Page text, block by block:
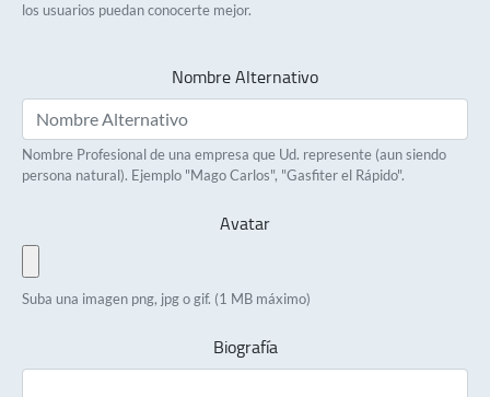
los usuarios puedan conocerte mejor.
Nombre Alternativo
Nombre Profesional de una empresa que Ud. represente (aun siendo
persona natural). Ejemplo "Mago Carlos", "Gasfiter el Rápido".
Avatar
Suba una imagen png, jpg o gif. (1 MB máximo)
Biografía